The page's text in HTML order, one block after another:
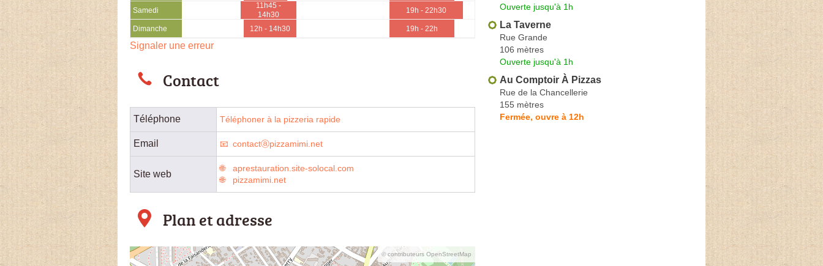
Samedi
11h45 -
14h30
19h - 22h30
Dimanche 12h - 14h30 19h - 22h
Signaler une erreur
Contact
Téléphone Téléphoner à la pizzeria rapide
Email contactⓐpizzamimi.net
Site web
aprestauration.site-solocal.com
pizzamimi.net
Plan et adresse
© contributeurs OpenStreetMap
Ouverte jusqu'à 1h
La Taverne
Rue Grande
106 mètres
Ouverte jusqu'à 1h
Au Comptoir À Pizzas
Rue de la Chancellerie
155 mètres
Fermée, ouvre à 12h